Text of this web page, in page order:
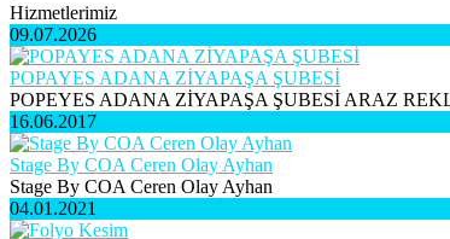
Hizmetlerimiz
09.07.2026
POPAYES ADANA ZİYAPAŞA ŞUBESİ
POPEYES ADANA ZİYAPAŞA ŞUBESİ ARAZ
16.06.2017
Stage By COA Ceren Olay Ayhan
Stage By COA Ceren Olay Ayhan
04.01.2021